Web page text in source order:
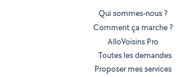
Qui sommes-nous ?
Comment ça marche ?
AlloVoisins Pro
Toutes les demandes
Proposer mes services